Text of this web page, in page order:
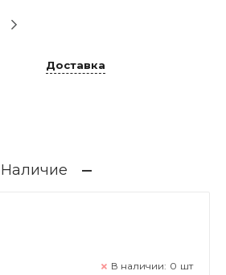
Доставка
Наличие
В наличии: 0 шт